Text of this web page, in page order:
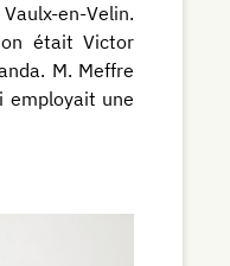
en-Velin.
était Victor
M. Meffre
employait une